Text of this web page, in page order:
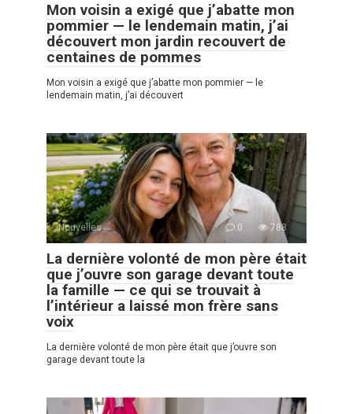
Mon voisin a exigé que j’abatte mon
pommier — le lendemain matin, j’ai
découvert mon jardin recouvert de
centaines de pommes
Mon voisin a exigé que j’abatte mon pommier — le
lendemain matin, j’ai découvert
Nouvelles 0 788
La dernière volonté de mon père était
que j’ouvre son garage devant toute
la famille — ce qui se trouvait à
l’intérieur a laissé mon frère sans
voix
La dernière volonté de mon père était que j’ouvre son
garage devant toute la